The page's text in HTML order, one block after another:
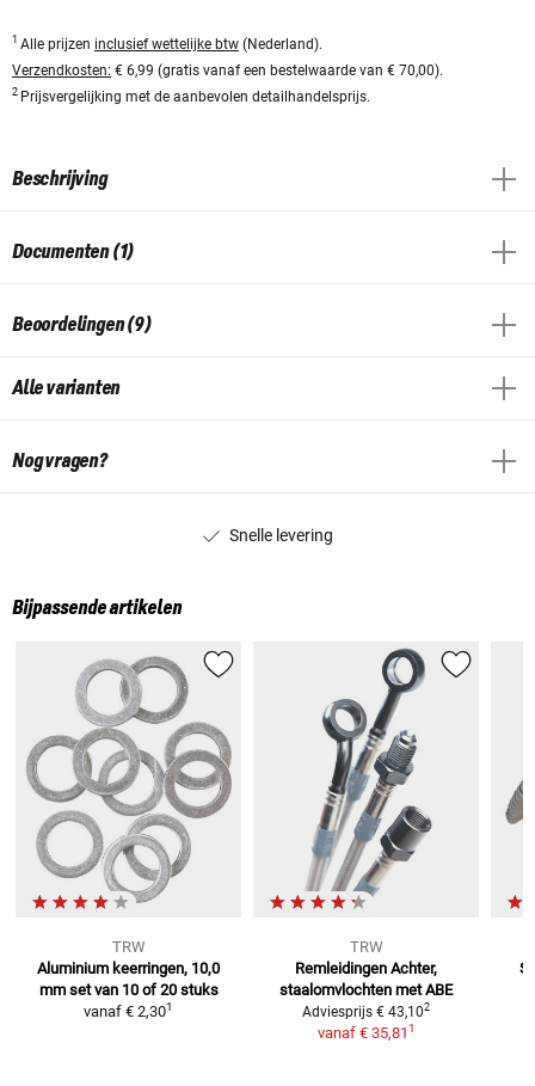
1 Alle prijzen inclusief wettelijke btw (Nederland).
Verzendkosten: € 6,99 (gratis vanaf een bestelwaarde van € 70,00).
2 Prijsvergelijking met de aanbevolen detailhandelsprijs.
Beschrijving
Documenten (1)
Beoordelingen (9)
Alle varianten
Nog vragen?
Snelle levering
Bijpassende artikelen
TRW
Aluminium keerringen, 10,0
mm set van 10 of 20 stuks
vanaf € 2,301
TRW
Remleidingen Achter,
staalomvlochten met ABE
Adviesprijs € 43,102
vanaf € 35,811